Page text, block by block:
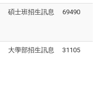
碩士班招生訊息 69490
大學部招生訊息 31105